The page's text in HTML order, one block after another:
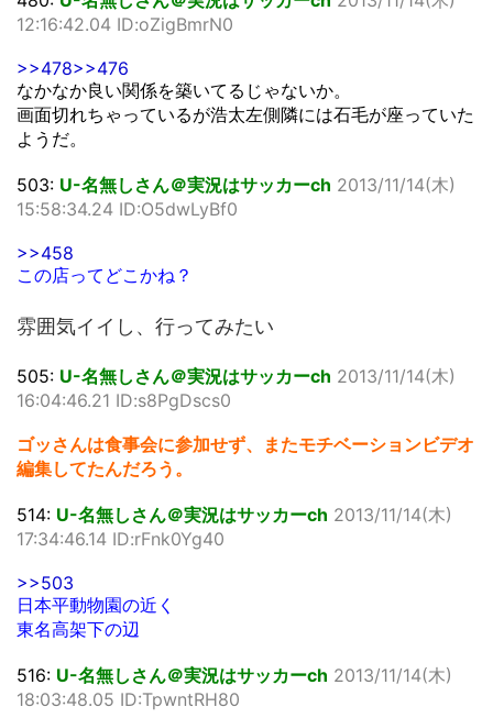
12:16:42.04 ID:oZigBmrN0
>>478>>476
なかなか良い関係を築いてるじゃないか。
画面切れちゃっているが浩太左側隣には石毛が座っていた
ようだ。
503: U-名無しさん＠実況はサッカーch 2013/11/14(木)
15:58:34.24 ID:O5dwLyBf0
>>458
この店ってどこかね？
雰囲気イイし、行ってみたい
505: U-名無しさん＠実況はサッカーch 2013/11/14(木)
16:04:46.21 ID:s8PgDscs0
ゴッさんは食事会に参加せず、またモチベーションビデオ
編集してたんだろう。
514: U-名無しさん＠実況はサッカーch 2013/11/14(木)
17:34:46.14 ID:rFnk0Yg40
>>503
日本平動物園の近く
東名高架下の辺
516: U-名無しさん＠実況はサッカーch 2013/11/14(木)
18:03:48.05 ID:TpwntRH80